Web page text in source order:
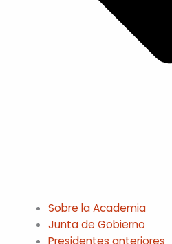
Sobre la Academia
Junta de Gobierno
Presidentes anteriores